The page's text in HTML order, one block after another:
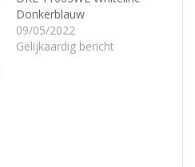
Donkerblauw
09/05/2022
Gelijkaardig bericht